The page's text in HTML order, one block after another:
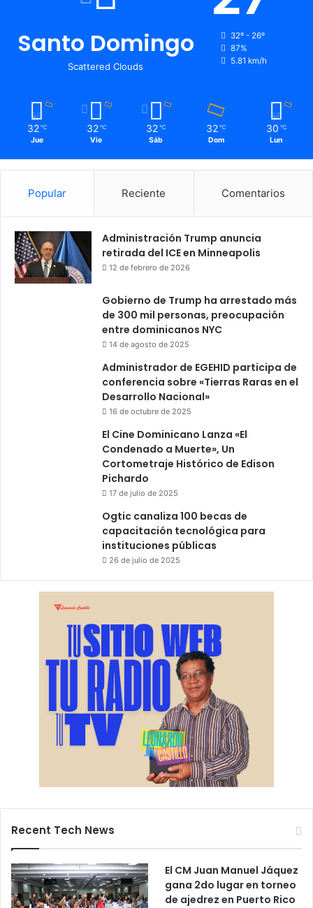
Santo Domingo
Scattered Clouds
32º - 26º
87%
5.81 km/h
32 ℃
Jue
32 ℃
Vie
32 ℃
Sáb
32 ℃
Dom
30 ℃
Lun
Popular Reciente Comentarios
Administración Trump anuncia
retirada del ICE en Minneapolis
12 de febrero de 2026
Gobierno de Trump ha arrestado más
de 300 mil personas, preocupación
entre dominicanos NYC
14 de agosto de 2025
Administrador de EGEHID participa de
conferencia sobre «Tierras Raras en el
Desarrollo Nacional»
16 de octubre de 2025
El Cine Dominicano Lanza «El
Condenado a Muerte», Un
Cortometraje Histórico de Edison
Pichardo
17 de julio de 2025
Ogtic canaliza 100 becas de
capacitación tecnológica para
instituciones públicas
26 de julio de 2025
Recent Tech News
El CM Juan Manuel Jáquez
gana 2do lugar en torneo
de ajedrez en Puerto Rico